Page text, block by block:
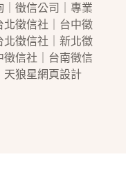
徵信公司
｜專業
北徵信社
台中徵
北徵信社
新北徵
徵信社
台南徵信
天狼星網頁設計